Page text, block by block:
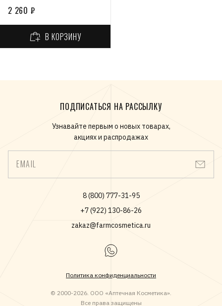
2 260 ₽
В КОРЗИНУ
ПОДПИСАТЬСЯ НА РАССЫЛКУ
Узнавайте первым о новых товарах,
акциях и распродажах
EMAIL
8 (800) 777-31-95
+7 (922) 130-86-26
zakaz@farmcosmetica.ru
Политика конфиденциальности
© 2000-2026. ООО «Аптечная Косметика».
Все права защищены